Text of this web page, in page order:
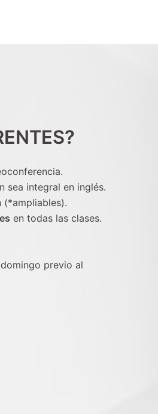
sea integral en inglés.
(*ampliables).
en todas las clases.
previo al